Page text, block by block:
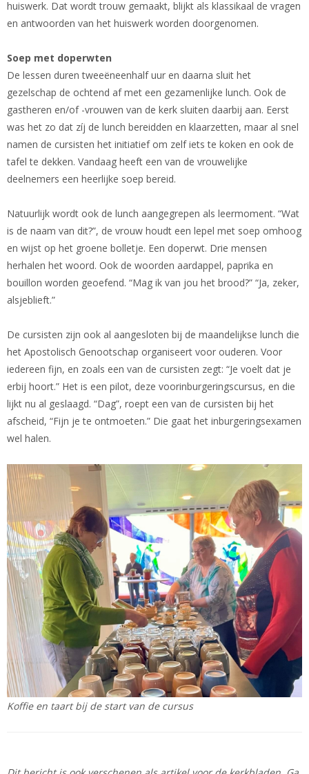
huiswerk. Dat wordt trouw gemaakt, blijkt als klassikaal de vragen
en antwoorden van het huiswerk worden doorgenomen.
Soep met doperwten
De lessen duren tweeëneenhalf uur en daarna sluit het
gezelschap de ochtend af met een gezamenlijke lunch. Ook de
gastheren en/of -vrouwen van de kerk sluiten daarbij aan. Eerst
was het zo dat zíj de lunch bereidden en klaarzetten, maar al snel
namen de cursisten het initiatief om zelf iets te koken en ook de
tafel te dekken. Vandaag heeft een van de vrouwelijke
deelnemers een heerlijke soep bereid.
Natuurlijk wordt ook de lunch aangegrepen als leermoment. “Wat
is de naam van dit?”, de vrouw houdt een lepel met soep omhoog
en wijst op het groene bolletje. Een doperwt. Drie mensen
herhalen het woord. Ook de woorden aardappel, paprika en
bouillon worden geoefend. “Mag ik van jou het brood?” “Ja, zeker,
alsjeblieft.”
De cursisten zijn ook al aangesloten bij de maandelijkse lunch die
het Apostolisch Genootschap organiseert voor ouderen. Voor
iedereen fijn, en zoals een van de cursisten zegt: “Je voelt dat je
erbij hoort.” Het is een pilot, deze voorinburgeringscursus, en die
lijkt nu al geslaagd. “Dag”, roept een van de cursisten bij het
afscheid, “Fijn je te ontmoeten.” Die gaat het inburgeringsexamen
wel halen.
Koffie en taart bij de start van de cursus